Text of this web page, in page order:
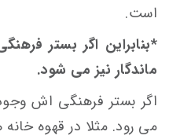
است.
*بنابراین اگر بستر
ماندگار نیز می شود.
اگر بستر فرهنگی اش
می رود. مثلا در قهوه